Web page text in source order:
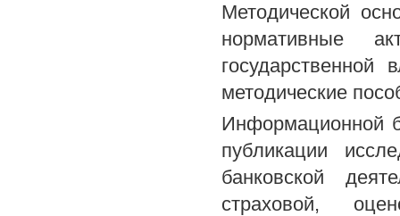
Методической
нормативные
методические
Информационной
публикации
банковской
страховой,